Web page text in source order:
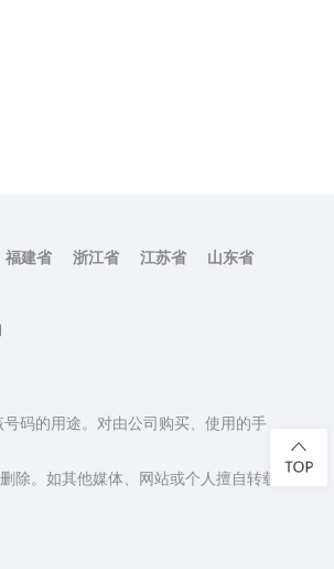
福建省 浙江省 江苏省
山东省
码的用途。对由公司购买、使用的手
除。如其他媒体、网站或个人擅自转载